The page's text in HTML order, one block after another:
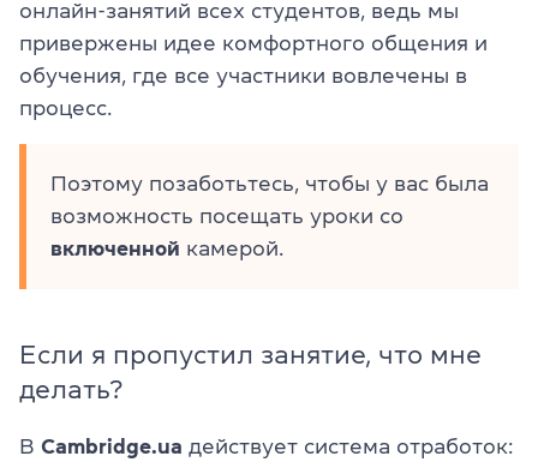
онлайн-занятий всех студентов, ведь мы
привержены идее комфортного общения и
обучения, где все участники вовлечены в
процесс.
Поэтому позаботьтесь, чтобы у вас была
возможность посещать уроки со
включенной камерой.
Если я пропустил занятие, что мне
делать?
В Cambridge.ua действует система отработок: